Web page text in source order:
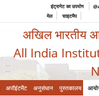
इंट्रानेट का उपयोग
मेल
साइटमैप
अखिल भारतीय
All India
अपॉइंटमेंट अनुसंधान पुस्तकालय